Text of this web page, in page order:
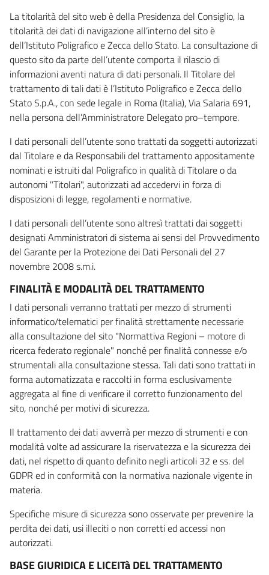
La titolarità del sito web è della Presidenza del Consiglio, la
titolarità dei dati di navigazione all’interno del sito è
dell’Istituto Poligrafico e Zecca dello Stato. La consultazione di
questo sito da parte dell’utente comporta il rilascio di
informazioni aventi natura di dati personali. Il Titolare del
trattamento di tali dati è l’Istituto Poligrafico e Zecca dello
Stato S.p.A., con sede legale in Roma (Italia), Via Salaria 691,
nella persona dell’Amministratore Delegato pro–tempore.
I dati personali dell’utente sono trattati da soggetti autorizzati
dal Titolare e da Responsabili del trattamento appositamente
nominati e istruiti dal Poligrafico in qualità di Titolare o da
autonomi "Titolari", autorizzati ad accedervi in forza di
disposizioni di legge, regolamenti e normative.
I dati personali dell’utente sono altresì trattati dai soggetti
designati Amministratori di sistema ai sensi del Provvedimento
del Garante per la Protezione dei Dati Personali del 27
novembre 2008 s.m.i.
FINALITÀ E MODALITÀ DEL TRATTAMENTO
I dati personali verranno trattati per mezzo di strumenti
informatico/telematici per finalità strettamente necessarie
alla consultazione del sito "Normattiva Regioni – motore di
ricerca federato regionale" nonché per finalità connesse e/o
strumentali alla consultazione stessa. Tali dati sono trattati in
forma automatizzata e raccolti in forma esclusivamente
aggregata al fine di verificare il corretto funzionamento del
sito, nonché per motivi di sicurezza.
Il trattamento dei dati avverrà per mezzo di strumenti e con
modalità volte ad assicurare la riservatezza e la sicurezza dei
dati, nel rispetto di quanto definito negli articoli 32 e ss. del
GDPR ed in conformità con la normativa nazionale vigente in
materia.
Specifiche misure di sicurezza sono osservate per prevenire la
perdita dei dati, usi illeciti o non corretti ed accessi non
autorizzati.
BASE GIURIDICA E LICEITà DEL TRATTAMENTO